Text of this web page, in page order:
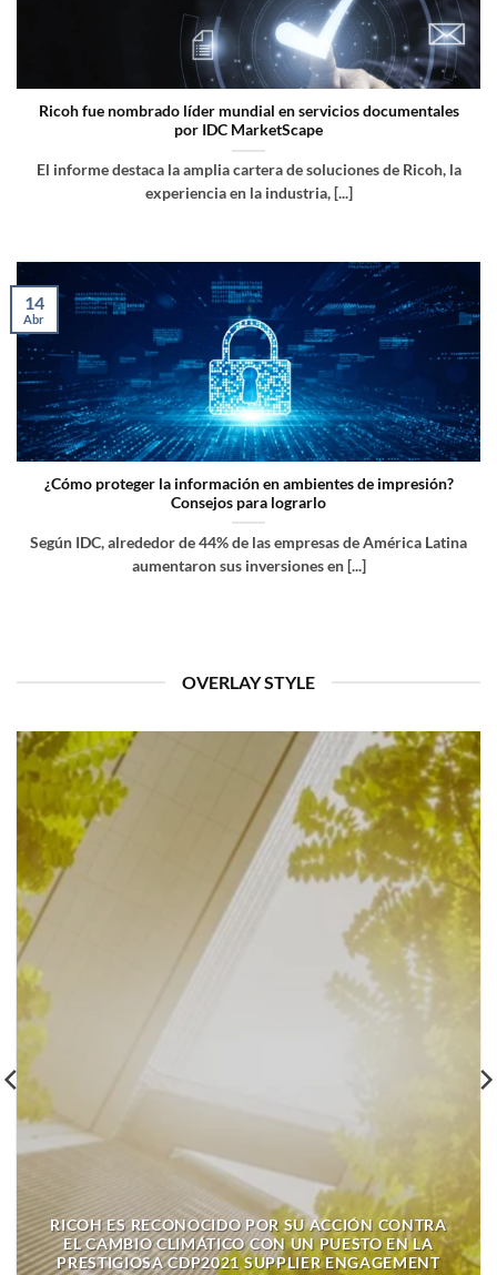
Ricoh fue nombrado líder mundial en servicios documentales
por IDC MarketScape
El informe destaca la amplia cartera de soluciones de Ricoh, la
experiencia en la industria, [...]
¿Cómo proteger la información en ambientes de impresión?
Consejos para lograrlo
Según IDC, alrededor de 44% de las empresas de América Latina
aumentaron sus inversiones en [...]
14
Abr
OVERLAY STYLE
RICOH ES RECONOCIDO POR SU ACCIÓN CONTRA
EL CAMBIO CLIMÁTICO CON UN PUESTO EN LA
PRESTIGIOSA CDP2021 SUPPLIER ENGAGEMENT